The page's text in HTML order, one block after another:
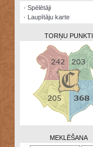
Zināšanu
· Spēlētāji
· Laupītāju karte
TORŅU PUNKTI
MEKLĒŠANA